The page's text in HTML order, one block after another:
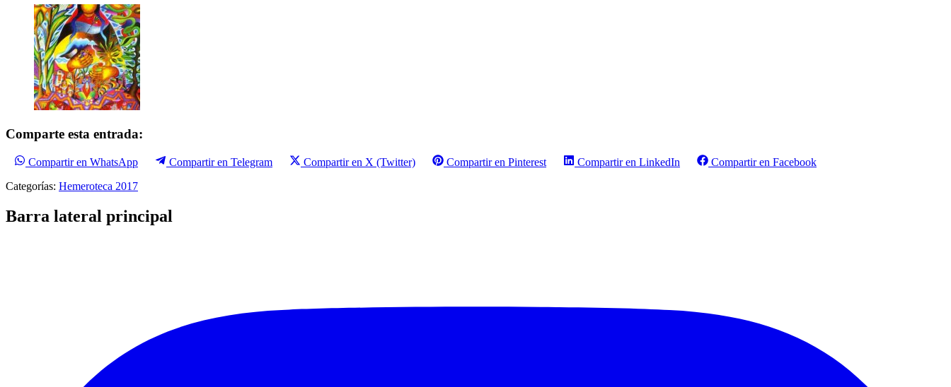
Comparte esta entrada:
Compartir en WhatsApp Compartir en Telegram Compartir en X (Twitter) Compartir en Pinterest Compartir en LinkedIn
Compartir en Facebook
Categorías: Hemeroteca 2017
Barra lateral principal